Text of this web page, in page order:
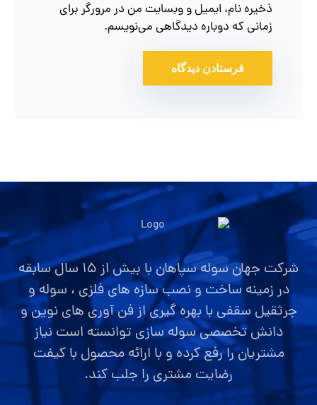
ذخیره نام، ایمیل و وبسایت من در مرورگر برای
زمانی که دوباره دیدگاهی می‌نویسم.
شرکت جهان سوله سپاهان با بیش از ۱۵ سال سابقه
در زمینه ساخت و نصب سازه های فلزی ، سوله و
جرثقیل سقفی با بهره گیری از فن آوری های نوین و
دانش تخصصی سوله سازی توانسته است نیاز
مشتریان را رفع کرده و با ارائه محصول با کیفت
رضایت مشتری را جلب کند.